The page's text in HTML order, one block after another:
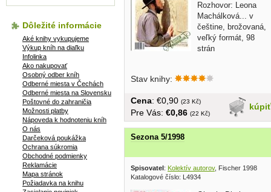
Rozhovor: Leona
Machálková... v
češtine, brožovaná,
veľký formát, 98
strán
Stav knihy:
kúpiť
Cena: €0,90 (23 Kč)
Pre Vás: €0,86 (22 Kč)
Sezona 5/1998
Spisovatel: Kolektív autorov, Fischer 1998
Katalogové číslo: L4934
Dôležité informácie
Aké knihy vykupujeme
Výkup kníh na diaľku
Infolinka
Ako nakupovať
Osobný odber kníh
Odberné miesta v Čechách
Odberné miesta na Slovensku
Poštovné do zahraničia
Možnosti platby
Nápoveda k hodnoteniu kníh
O nás
Darčeková poukážka
Ochrana súkromia
Obchodné podmienky
Reklamácie
Mapa stránok
Požiadavka na knihu